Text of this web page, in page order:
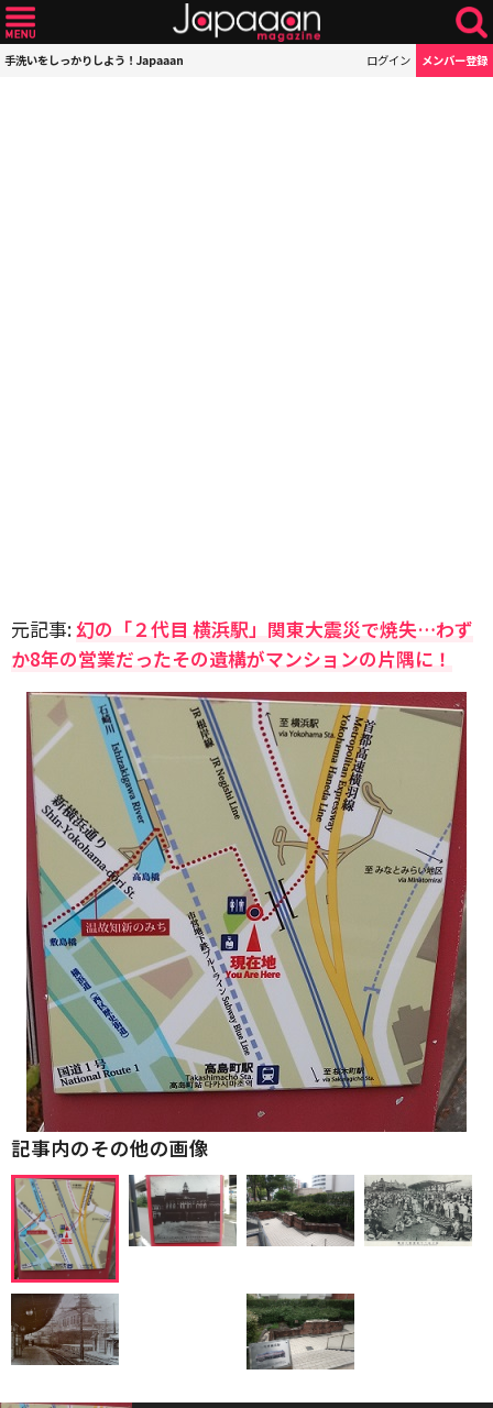
手洗いをしっかりしよう！Japaaan ログイン メンバー登録
元記事:幻の「２代目 横浜駅」関東大震災で焼失…わず
か8年の営業だったその遺構がマンションの片隅に！
記事内のその他の画像